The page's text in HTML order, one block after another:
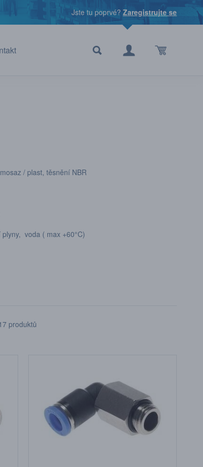
Jste tu poprvé? Zaregistrujte se
/ plast, těsnění NBR
voda ( max +60°C)
produktů